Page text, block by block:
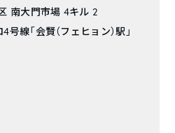
南大門市場 4キル 2
号線「会賢（フェヒョン）駅」